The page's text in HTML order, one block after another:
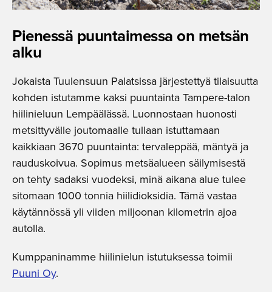
Pienessä puuntaimessa on metsän
alku
Jokaista Tuulensuun Palatsissa järjestettyä tilaisuutta
kohden istutamme kaksi puuntainta Tampere-talon
hiilinieluun Lempäälässä. Luonnostaan huonosti
metsittyvälle joutomaalle tullaan istuttamaan
kaikkiaan 3670 puuntainta: tervaleppää, mäntyä ja
rauduskoivua. Sopimus metsäalueen säilymisestä
on tehty sadaksi vuodeksi, minä aikana alue tulee
sitomaan 1000 tonnia hiilidioksidia. Tämä vastaa
käytännössä yli viiden miljoonan kilometrin ajoa
autolla.
Kumppaninamme hiilinielun istutuksessa toimii
Puuni Oy.